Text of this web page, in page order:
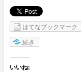
はてなブックマーク
続き
いいね: